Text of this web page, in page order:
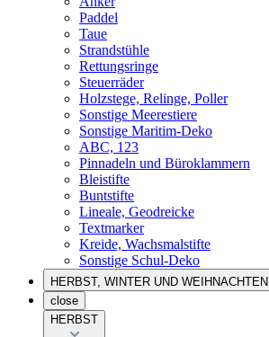
Paddel
Taue
Strandstühle
Rettungsringe
Steuerräder
Holzstege, Relinge, Poller
Sonstige Meerestiere
Sonstige Maritim-Deko
ABC, 123
Pinnadeln und Büroklammern
Bleistifte
Buntstifte
Lineale, Geodreicke
Textmarker
Kreide, Wachsmalstifte
Sonstige Schul-Deko
HERBST, WINTER UND WEIHNACHTEN
close
HERBST